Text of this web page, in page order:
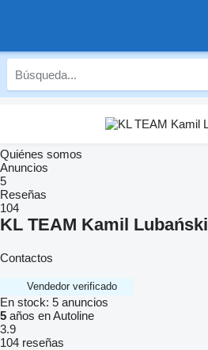
Quiénes somos
Anuncios
5
Reseñas
104
KL TEAM Kamil Lubański
Contactos
Vendedor verificado
En stock: 5 anuncios
5 años en Autoline
3.9
104 reseñas